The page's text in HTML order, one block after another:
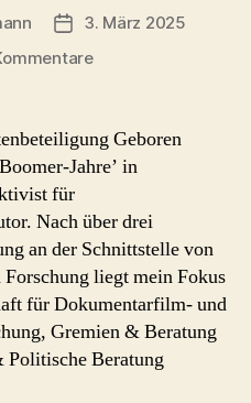
Beitragsdatum
3. März 2025
zu
Geboren
Jahre’ in
für
Nach über drei
an der Schnittstelle von
liegt mein Fokus
für Dokumentarfilm- und
Gremien & Beratung
Politische Beratung